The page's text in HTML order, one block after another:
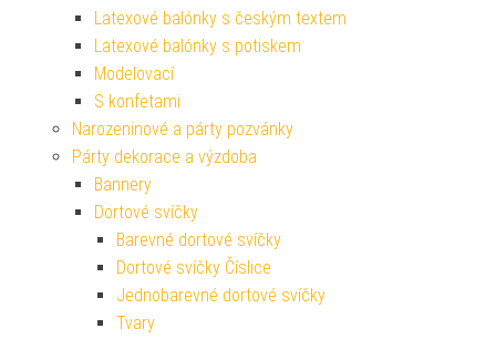
Latexové balónky s českým textem
Latexové balónky s potiskem
Modelovací
S konfetami
Narozeninové a párty pozvánky
Párty dekorace a výzdoba
Bannery
Dortové svíčky
Barevné dortové svíčky
Dortové svíčky Číslice
Jednobarevné dortové svíčky
Tvary